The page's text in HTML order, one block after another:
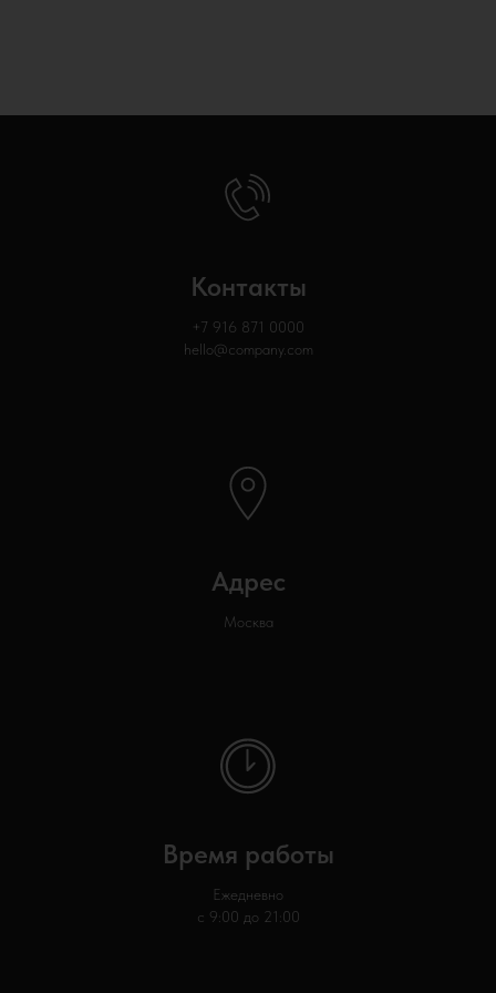
Контакты
+7 916 871 0000
hello@company.com
Адрес
Москва
Время работы
Ежедневно
с 9:00 до 21:00